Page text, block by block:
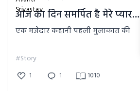
आज का दिन समर्पित है मेरे प्यार को, " हैप्पी वेलेंटाइन डे टु डियररेस्ट पतिदेव
एक मजेदार कहानी पहली मुलाकात की
#Story
1
1 1010